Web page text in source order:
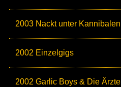
2003 Nackt unter Kannibalen
2002 Einzelgigs
2002 Garlic Boys & Die Ärzte